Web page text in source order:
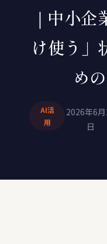
｜中小
け使う」
め
AI活
用
2026年6
日